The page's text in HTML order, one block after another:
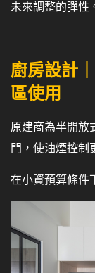
未來調整的彈性
廚房設計
區使用
原建商為半開放
門，使油煙控制
在小資預算條件